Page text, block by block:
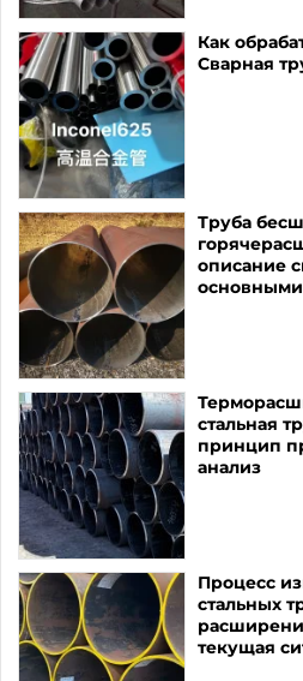
Как
Сварная
Труба
описание
стальная
принцип
анализ
Процесс
стальных
текущая